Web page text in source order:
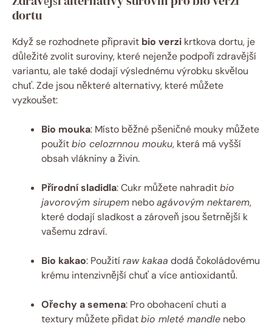
dortu
Když se rozhodnete připravit bio verzi krtkova dortu, je
důležité zvolit suroviny, které nejenže podpoří zdravější
variantu, ale také dodají výslednému výrobku skvělou
chuť. Zde jsou některé alternativy, které můžete
vyzkoušet:
Bio mouka: Místo běžné pšeničné mouky můžete
použítbio celozrnnou mouku, která má vyšší
obsah vlákniny a živin.
Přírodní sladidla: Cukr můžete nahraditbio
javorovým sirupem neboagávovým nektarem,
které dodají sladkost a zároveň jsou šetrnější k
vašemu zdraví.
Bio kakao: Použitíraw kakaa dodá čokoládovému
krému intenzivnější chuť a více antioxidantů.
Ořechy a semena: Pro obohacení chuti a
textury můžete přidatbio mleté mandle nebo